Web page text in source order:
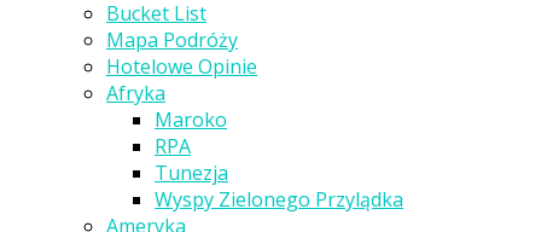
Bucket List
Mapa Podróży
Hotelowe Opinie
Afryka
Maroko
RPA
Tunezja
Wyspy Zielonego Przylądka
Ameryka